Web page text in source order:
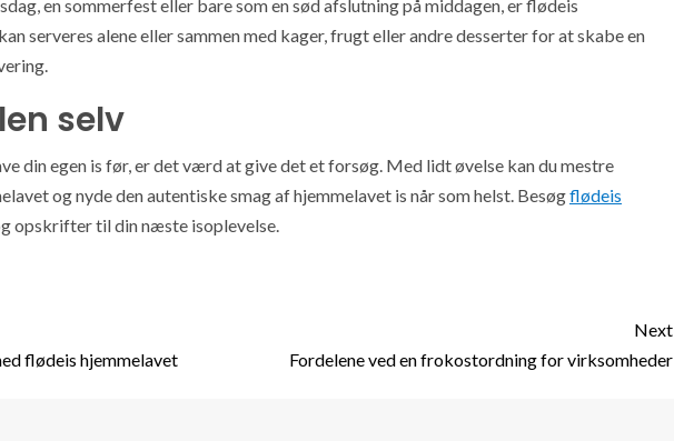
en sommerfest eller bare som en sød afslutning på middagen, er flødeis
serveres alene eller sammen med kager, frugt eller andre desserter for at skabe en
selv
din egen is før, er det værd at give det et forsøg. Med lidt øvelse kan du mestre
og nyde den autentiske smag af hjemmelavet is når som helst. Besøgflødeis
opskrifter til din næste isoplevelse.
flødeis hjemmelavet
Next
Fordelene ved en frokostordning for virksomheder